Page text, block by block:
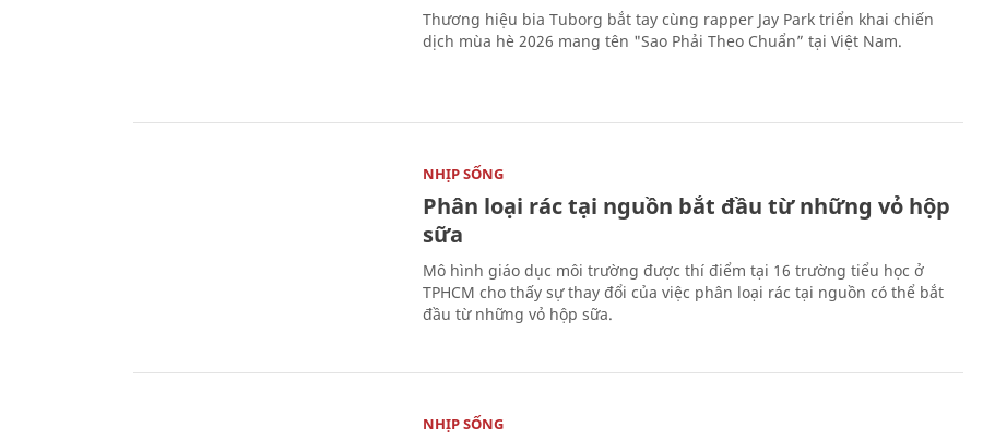
Thương hiệu bia Tuborg bắt tay cùng rapper Jay Park triển khai chiến
dịch mùa hè 2026 mang tên "Sao Phải Theo Chuẩn” tại Việt Nam.
NHỊP SỐNG
Phân loại rác tại nguồn bắt đầu từ những vỏ hộp
sữa
Mô hình giáo dục môi trường được thí điểm tại 16 trường tiểu học ở
TPHCM cho thấy sự thay đổi của việc phân loại rác tại nguồn có thể bắt
đầu từ những vỏ hộp sữa.
NHỊP SỐNG